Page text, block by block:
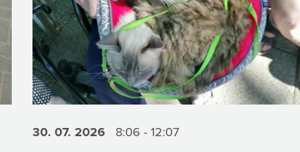
30. 07.2026 8:06 - 12:07